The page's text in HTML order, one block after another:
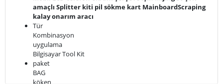
amaçlı Splitter kiti pil sökme kart MainboardScraping
kalay onarım aracı
Tür
Kombinasyon
uygulama
Bilgisayar Tool Kit
paket
BAG
köken